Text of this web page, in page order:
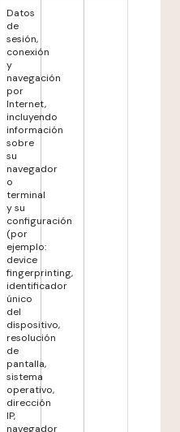
Datos
de
sesión,
conexión
y
navegación
por
Internet,
incluyendo
información
sobre
su
navegador
o
terminal
y su
configuración
(por
ejemplo:
device
fingerprinting,
identificador
único
del
dispositivo,
resolución
de
pantalla,
sistema
operativo,
dirección
IP,
navegador